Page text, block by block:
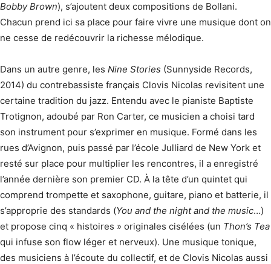
Bobby Brown), s’ajoutent deux compositions de Bollani.
Chacun prend ici sa place pour faire vivre une musique dont on
ne cesse de redécouvrir la richesse mélodique.
Dans un autre genre, les Nine Stories (Sunnyside Records,
2014) du contrebassiste français Clovis Nicolas revisitent une
certaine tradition du jazz. Entendu avec le pianiste Baptiste
Trotignon, adoubé par Ron Carter, ce musicien a choisi tard
son instrument pour s’exprimer en musique. Formé dans les
rues d’Avignon, puis passé par l’école Julliard de New York et
resté sur place pour multiplier les rencontres, il a enregistré
l’année dernière son premier CD. À la tête d’un quintet qui
comprend trompette et saxophone, guitare, piano et batterie, il
s’approprie des standards (You and the night and the music…)
et propose cinq « histoires » originales cisélées (un Thon’s Tea
qui infuse son flow léger et nerveux). Une musique tonique,
des musiciens à l’écoute du collectif, et de Clovis Nicolas aussi